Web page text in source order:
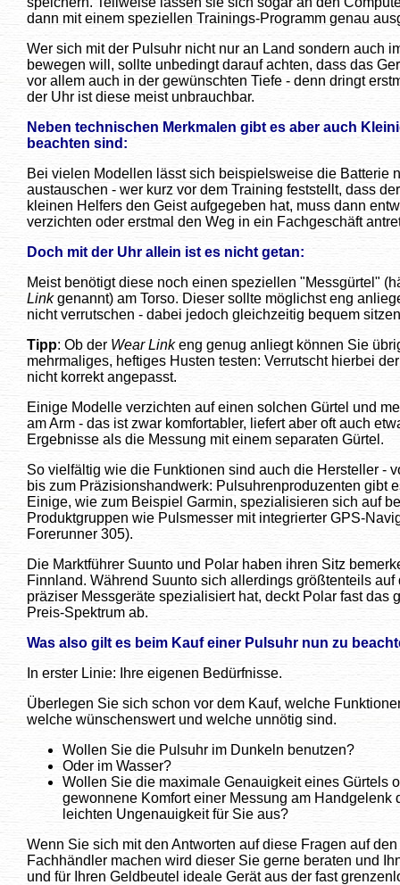
dann mit einem speziellen Trainings-Programm genau
Wer sich mit der Pulsuhr nicht nur an Land sondern auch
bewegen will, sollte unbedingt darauf achten, dass das
vor allem auch in der gewünschten Tiefe - denn dringt
der Uhr ist diese meist unbrauchbar.
Neben technischen Merkmalen gibt es aber auch
beachten sind:
Bei vielen Modellen lässt sich beispielsweise die Batterie
austauschen - wer kurz vor dem Training feststellt, dass
kleinen Helfers den Geist aufgegeben hat, muss dann
verzichten oder erstmal den Weg in ein Fachgeschäft
Doch mit der Uhr allein ist es nicht getan:
Meist benötigt diese noch einen speziellen "Messgürtel"
Linkgenannt) am Torso. Dieser sollte möglichst eng
nicht verrutschen - dabei jedoch gleichzeitig bequem
Tipp: Ob der Wear Linkeng genug anliegt können Sie
mehrmaliges, heftiges Husten testen: Verrutscht hierbei
nicht korrekt angepasst.
Einige Modelle verzichten auf einen solchen Gürtel und
am Arm - das ist zwar komfortabler, liefert aber oft auch
Ergebnisse als die Messung mit einem separaten Gürtel.
So vielfältig wie die Funktionen sind auch die Hersteller -
bis zum Präzisionshandwerk: Pulsuhrenproduzenten gibt
Einige, wie zum Beispiel Garmin, spezialisieren sich auf
Produktgruppen wie Pulsmesser mit integrierter GPS-
Forerunner 305).
Die Marktführer Suunto und Polar haben ihren Sitz
Finnland. Während Suunto sich allerdings größtenteils
präziser Messgeräte spezialisiert hat, deckt Polar fast das
Preis-Spektrum ab.
Was also gilt es beim Kauf einer Pulsuhr nun zu
In erster Linie: Ihre eigenen Bedürfnisse.
Überlegen Sie sich schon vor dem Kauf, welche
welche wünschenswert und welche unnötig sind.
Wollen Sie die Pulsuhr im Dunkeln benutzen?
Oder im Wasser?
Wollen Sie die maximale Genauigkeit eines Gürtels
gewonnene Komfort einer Messung am Handgelenk
leichten Ungenauigkeit für Sie aus?
Wenn Sie sich mit den Antworten auf diese Fragen auf
Fachhändler machen wird dieser Sie gerne beraten und
und für Ihren Geldbeutel ideale Gerät aus der fast